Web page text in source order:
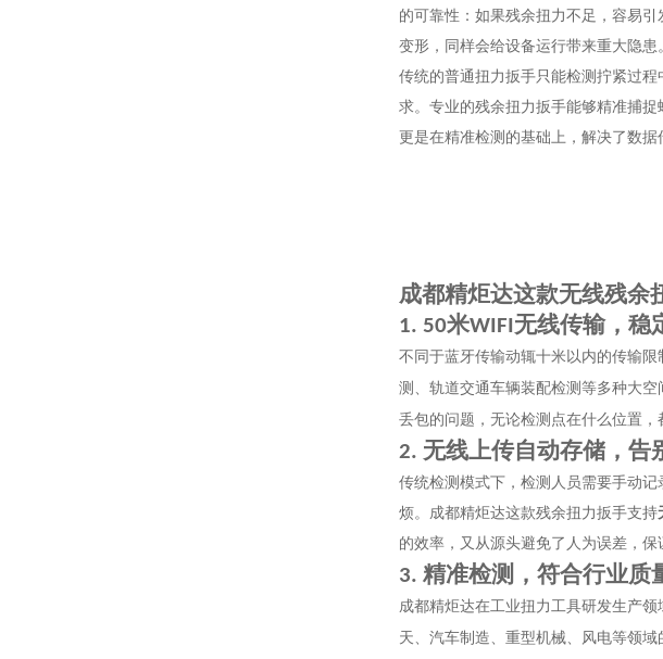
的可靠性：如果残余扭力不足，容易
变形，同样会给设备运行带来重大隐患。
传统的普通扭力扳手只能检测拧紧过
求。专业的残余扭力扳手能够精准捕
更是在精准检测的基础上，解决了数据
成都精炬达这款无线残余
1. 50米WIFI无线传输，稳
不同于蓝牙传输动辄十米以内的传输
测、轨道交通车辆装配检测等多种大
丢包的问题，无论检测点在什么位置，
2. 无线上传自动存储，告
传统检测模式下，检测人员需要手动
烦。成都精炬达这款残余扭力扳手支持
的效率，又从源头避免了人为误差，保
3. 精准检测，符合行业质
成都精炬达在工业扭力工具研发生产
天、汽车制造、重型机械、风电等领